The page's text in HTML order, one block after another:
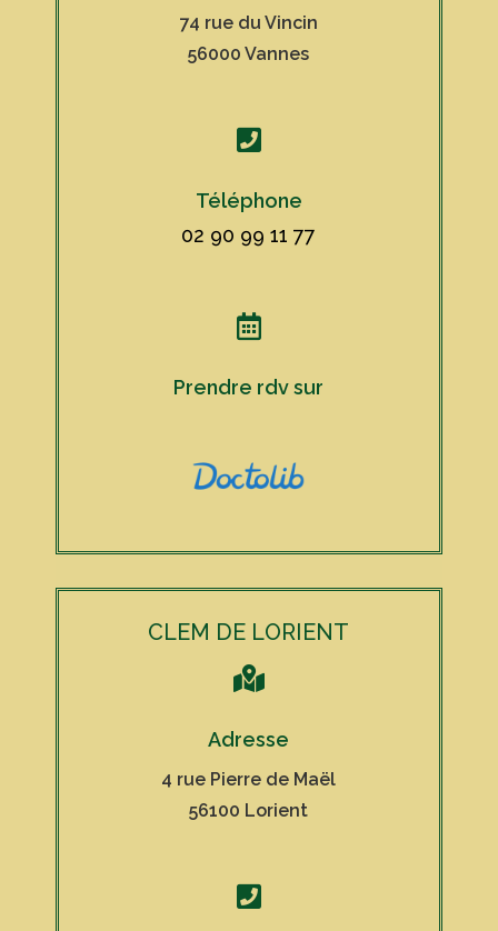
74 rue du Vincin
56000 Vannes

Téléphone
02 90 99 11 77

Prendre rdv sur
CLEM DE LORIENT

Adresse
4 rue Pierre de Maël
56100 Lorient
